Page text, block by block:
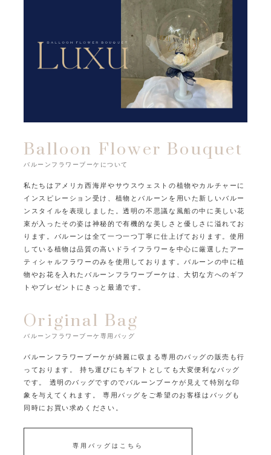
Balloon Flower Bouquet
バルーンフラワーブーケについて
私たちはアメリカ西海岸やサウスウェストの植物やカルチャーに
インスピレーション受け、 植物とバルーンを用いた新しいバルー
ンスタイルを表現しました。透明の不思議な風船の中に美しい花
束が入ったその姿は 神秘的で有機的な美しさと優しさに溢れてお
ります。
バルーンは全て一つ一つ丁寧に仕上げております。 使用
している植物は品質の高いドライフラワーを中心に 厳選したアー
ティシャルフラワーのみを使用しております。 バルーンの中に植
物やお花を入れたバルーンフラワーブーケは、大切な方へのギフ
トやプレゼントにきっと最適です。
Original Bag
バルーンフラワーブーケ専用バッグ
バルーンフラワーブーケが綺麗に収まる専用のバッグの販売も行
っております。
持ち運びにもギフトとしても大変便利なバッグ
です。
透明のバッグですのでバルーンブーケが見えて特別な印
象を与えてくれます。
専用バッグをご希望のお客様はバッグも
同時にお買い求めください。
専用バッグはこちら